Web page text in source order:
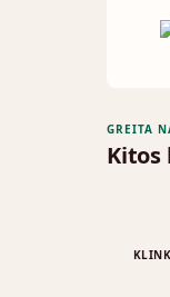
GREITA
Kitos